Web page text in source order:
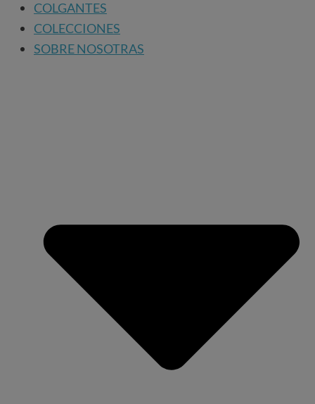
COLGANTES
COLECCIONES
SOBRE NOSOTRAS